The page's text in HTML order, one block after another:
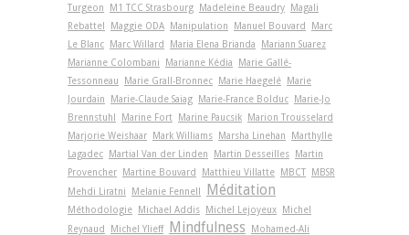
Turgeon
M1 TCC Strasbourg Madeleine Beaudry Magali
Rebattel
Maggie ODA Manipulation Manuel Bouvard
Marc
Le Blanc Marc Willard Maria Elena Brianda
Mariann Suarez
Marianne Colombani
Marianne Kédia
Marie Gallé-
Tessonneau
Marie Grall-Bronnec Marie Haegelé Marie
Jourdain
Marie-Claude Saiag Marie-France Bolduc Marie-Jo
Brennstuhl
Marine Fort Marine Paucsik Marion Trousselard
Marjorie Weishaar Mark Williams Marsha Linehan
Marthylle
Lagadec Martial Van der Linden Martin Desseilles Martin
Provencher Martine Bouvard Matthieu Villatte MBCT MBSR
Mehdi Liratni
Melanie Fennell Méditation
Méthodologie Michael Addis Michel Lejoyeux Michel
Reynaud
Michel Ylieff Mindfulness
Mohamed-Ali